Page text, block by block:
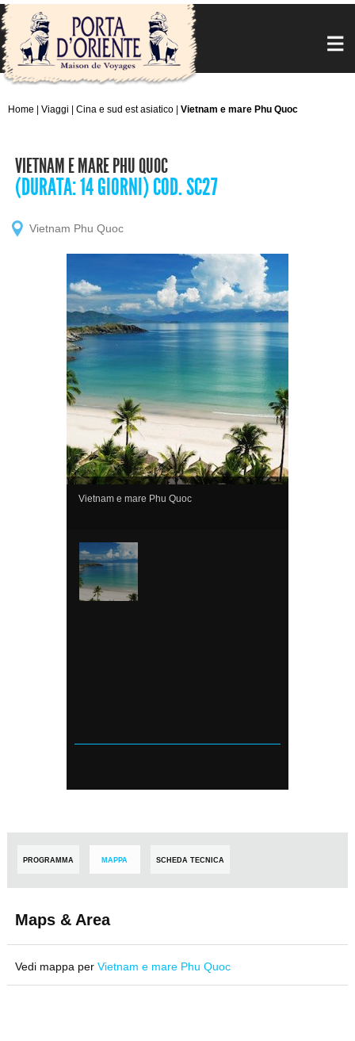
Home Viaggi Cina e sud est asiatico Vietnam e mare Phu Quoc
VIETNAM E MARE PHU QUOC
(DURATA: 14 GIORNI) COD. SC27
Vietnam Phu Quoc
Vietnam e mare Phu Quoc
PROGRAMMA MAPPA SCHEDA TECNICA
Maps & Area
Vedi mappa per Vietnam e mare Phu Quoc